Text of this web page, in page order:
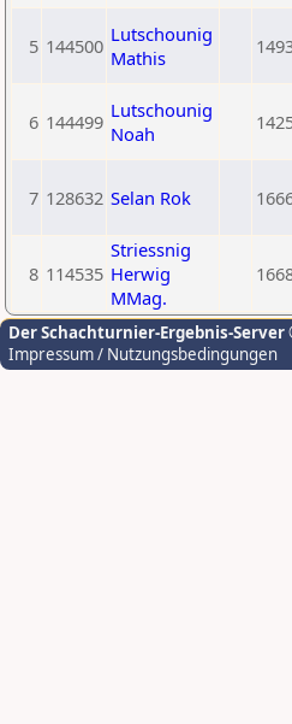
5 144500 Lutschounig
Mathis
6 144499 Lutschounig
Noah
7 128632 Selan Rok
8 114535
Striessnig
Herwig
MMag.
Der Schachturnier-Ergebnis-Server
Impressum / Nutzungsbedingungen